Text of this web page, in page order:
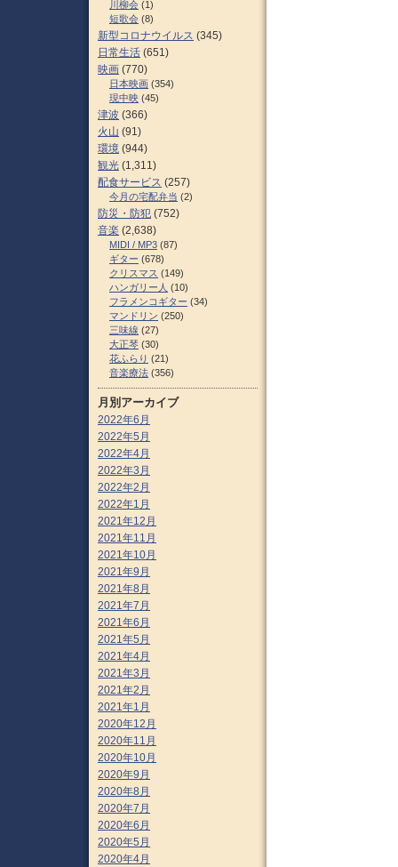
川柳会 (1)
短歌会 (8)
新型コロナウイルス (345)
日常生活 (651)
映画 (770)
日本映画 (354)
現中映 (45)
津波 (366)
火山 (91)
環境 (944)
観光 (1,311)
配食サービス (257)
今月の宅配弁当 (2)
防災・防犯 (752)
音楽 (2,638)
MIDI / MP3 (87)
ギター (678)
クリスマス (149)
ハンガリー人 (10)
フラメンコギター (34)
マンドリン (250)
三味線 (27)
大正琴 (30)
花ふらり (21)
音楽療法 (356)
月別アーカイブ
2022年6月
2022年5月
2022年4月
2022年3月
2022年2月
2022年1月
2021年12月
2021年11月
2021年10月
2021年9月
2021年8月
2021年7月
2021年6月
2021年5月
2021年4月
2021年3月
2021年2月
2021年1月
2020年12月
2020年11月
2020年10月
2020年9月
2020年8月
2020年7月
2020年6月
2020年5月
2020年4月